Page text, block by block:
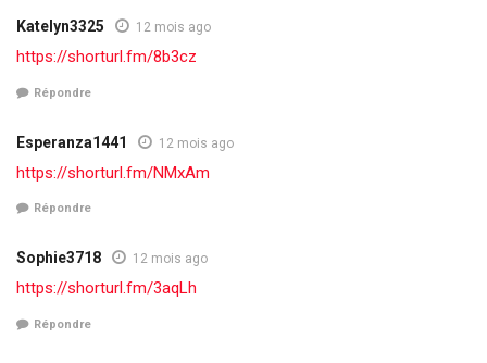
Katelyn3325 12 mois ago
https://shorturl.fm/8b3cz
Répondre
Esperanza1441 12 mois ago
https://shorturl.fm/NMxAm
Répondre
Sophie3718 12 mois ago
https://shorturl.fm/3aqLh
Répondre